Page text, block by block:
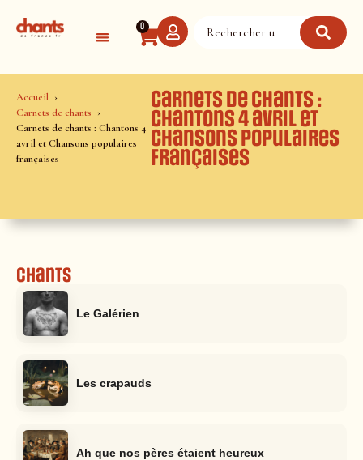
0
Accueil
Carnets de chants
Carnets de chants : Chantons 4
avril et Chansons populaires
françaises
Carnets de chants :
Chantons 4 avril et
Chansons populaires
françaises
Chants
Le Galérien
Les crapauds
Ah que nos pères étaient heureux